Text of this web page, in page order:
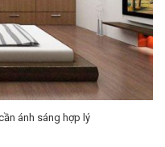
ánh sáng hợp lý